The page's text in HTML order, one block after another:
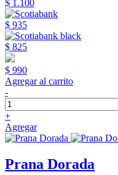
$ 1.100
$ 935
$ 825
$ 990
Agregar al carrito
-
+
Agregar
Prana Dorada